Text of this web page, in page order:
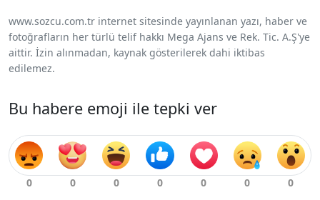
www.sozcu.com.tr internet sitesinde yayınlanan yazı, haber ve
fotoğrafların her türlü telif hakkı Mega Ajans ve Rek. Tic. A.Ş'ye
aittir. İzin alınmadan, kaynak gösterilerek dahi iktibas
edilemez.
Bu habere emoji ile tepki ver